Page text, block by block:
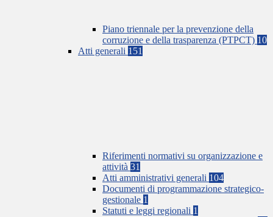
Piano triennale per la prevenzione della
corruzione e della trasparenza (PTPCT) 10
Atti generali 151
Riferimenti normativi su organizzazione e
attività 31
Atti amministrativi generali 104
Documenti di programmazione strategico-
gestionale 1
Statuti e leggi regionali 1